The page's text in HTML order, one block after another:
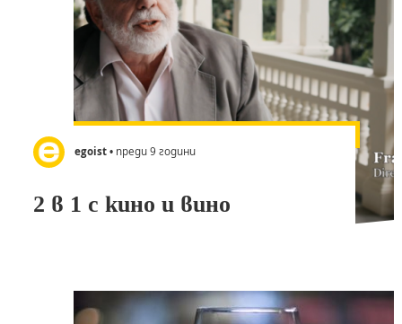
egoist• преди 9 години
2 в 1 с кино и вино